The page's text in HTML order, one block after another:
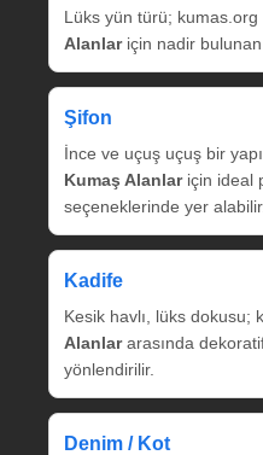
Lüks yün türü; kumas.org
Alanlariçin nadir
Şifon
İnce ve uçuş uçuş bir
Kumaş Alanlariçin ideal
seçeneklerinde yer
Kadife
Kesik havlı, lüks dokusu;
Alanlararasında
yönlendirilir.
Denim / Kot